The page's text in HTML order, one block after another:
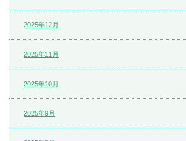
2025年12月
2025年11月
2025年10月
2025年9月